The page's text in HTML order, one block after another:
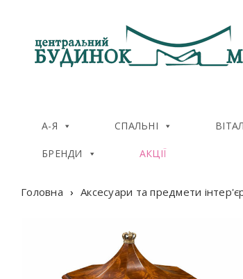
А-Я СПАЛЬНІ
БРЕНДИ АКЦІЇ
Головна › Аксесуари та предмети